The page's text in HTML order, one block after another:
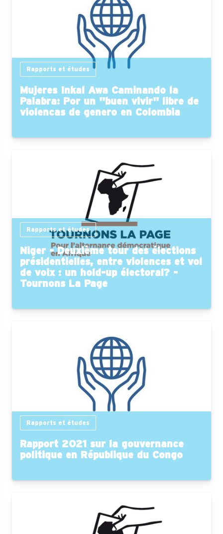
Rapports et études
Mujeres Inkal Awa Caminando la
Palabra: Por un "buen vivir" libre de
violencas de genero en Colombia
Rapports et études
Niger - Deuxième tour des élections
présidentielles, entre violences et vol
de voix : un hold-up électoral? -
Tournons La Page
Rapports et études
Rapport 2021 sur la gouvernance
politique en République du Congo